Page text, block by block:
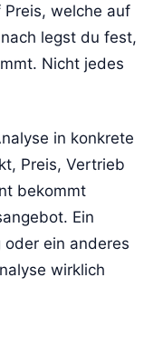
welche auf
legst du fest,
Nicht jedes
in konkrete
Preis, Vertrieb
bekommt
Ein
ein anderes
wirklich